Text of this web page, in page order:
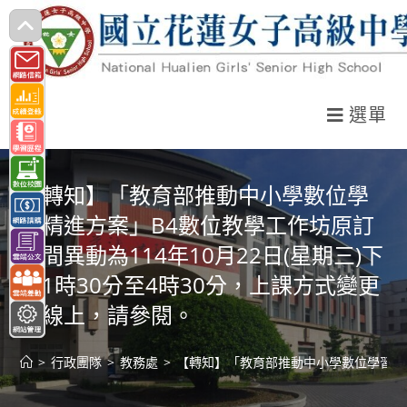
跳
轉
至
主
要
內
容
選單
【轉知】「教育部推動中小學數位學
習精進方案」B4數位教學工作坊原訂
時間異動為114年10月22日(星期三)下
午1時30分至4時30分，上課方式變更
為線上，請參閱。
> 行政團隊 > 教務處 > 【轉知】「教育部推動中小學數位學習